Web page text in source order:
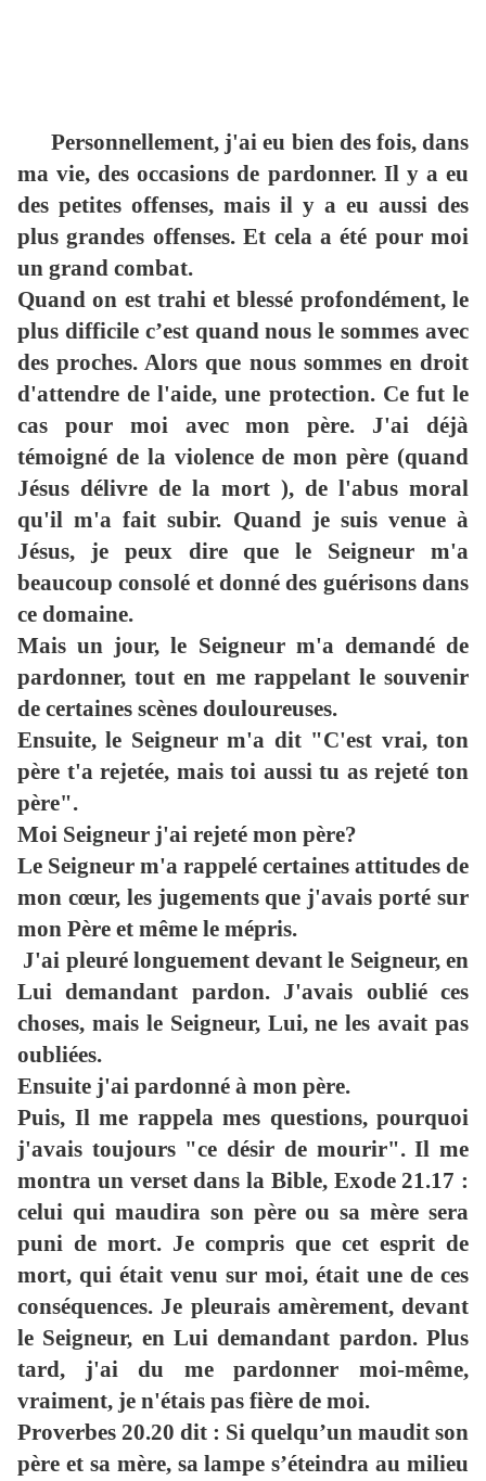
Personnellement, j'ai eu bien des fois, dans
ma vie, des occasions de pardonner. Il y a eu
des petites offenses, mais il y a eu aussi des
plus grandes offenses. Et cela a été pour moi
un grand combat.
Quand on est trahi et blessé profondément, le
plus difficile c’est quand nous le sommes avec
des proches. Alors que nous sommes en droit
d'attendre de l'aide, une protection. Ce fut le
cas pour moi avec mon père. J'ai déjà
témoigné de la violence de mon père (quand
Jésus délivre de la mort ), de l'abus moral
qu'il m'a fait subir. Quand je suis venue à
Jésus, je peux dire que le Seigneur m'a
beaucoup consolé et donné des guérisons dans
ce domaine.
Mais un jour, le Seigneur m'a demandé de
pardonner, tout en me rappelant le souvenir
de certaines scènes douloureuses.
Ensuite, le Seigneur m'a dit "C'est vrai, ton
père t'a rejetée, mais toi aussi tu as rejeté ton
père".
Moi Seigneur j'ai rejeté mon père?
Le Seigneur m'a rappelé certaines attitudes de
mon cœur, les jugements que j'avais porté sur
mon Père et même le mépris.
J'ai pleuré longuement devant le Seigneur, en
Lui demandant pardon. J'avais oublié ces
choses, mais le Seigneur, Lui, ne les avait pas
oubliées.
Ensuite j'ai pardonné à mon père.
Puis, Il me rappela mes questions, pourquoi
j'avais toujours "ce désir de mourir". Il me
montra un verset dans la Bible, Exode 21.17 :
celui qui maudira son père ou sa mère sera
puni de mort. Je compris que cet esprit de
mort, qui était venu sur moi, était une de ces
conséquences. Je pleurais amèrement, devant
le Seigneur, en Lui demandant pardon. Plus
tard, j'ai du me pardonner moi-même,
vraiment, je n'étais pas fière de moi.
Proverbes 20.20 dit : Si quelqu’un maudit son
père et sa mère, sa lampe s’éteindra au milieu